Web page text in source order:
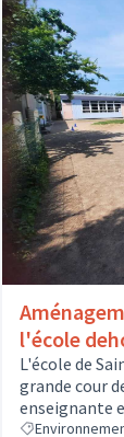
l'école
L'école de
grande cour
enseignante